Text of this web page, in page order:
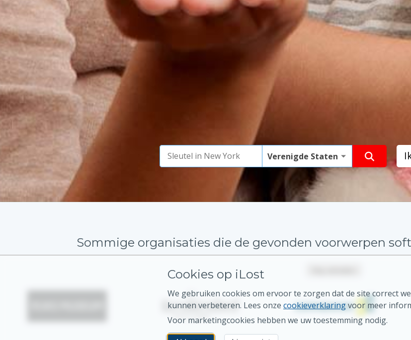
Sommige organisaties die de gevonden voorwerpen
Cookies op iLost
We gebruiken cookies om ervoor te zorgen dat de site correct
kunnen verbeteren. Lees onze cookieverklaringvoor meer
Voor marketingcookies hebben we uw toestemming nodig.